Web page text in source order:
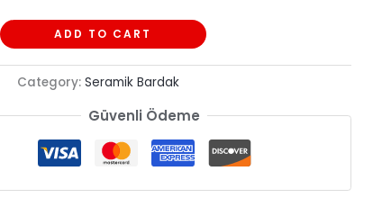
ADD TO CART
Category:Seramik Bardak
Güvenli Ödeme